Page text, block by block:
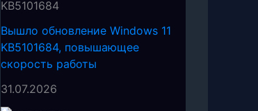
Вышло обновление Windows 11
KB5101684, повышающее
скорость работы
31.07.2026